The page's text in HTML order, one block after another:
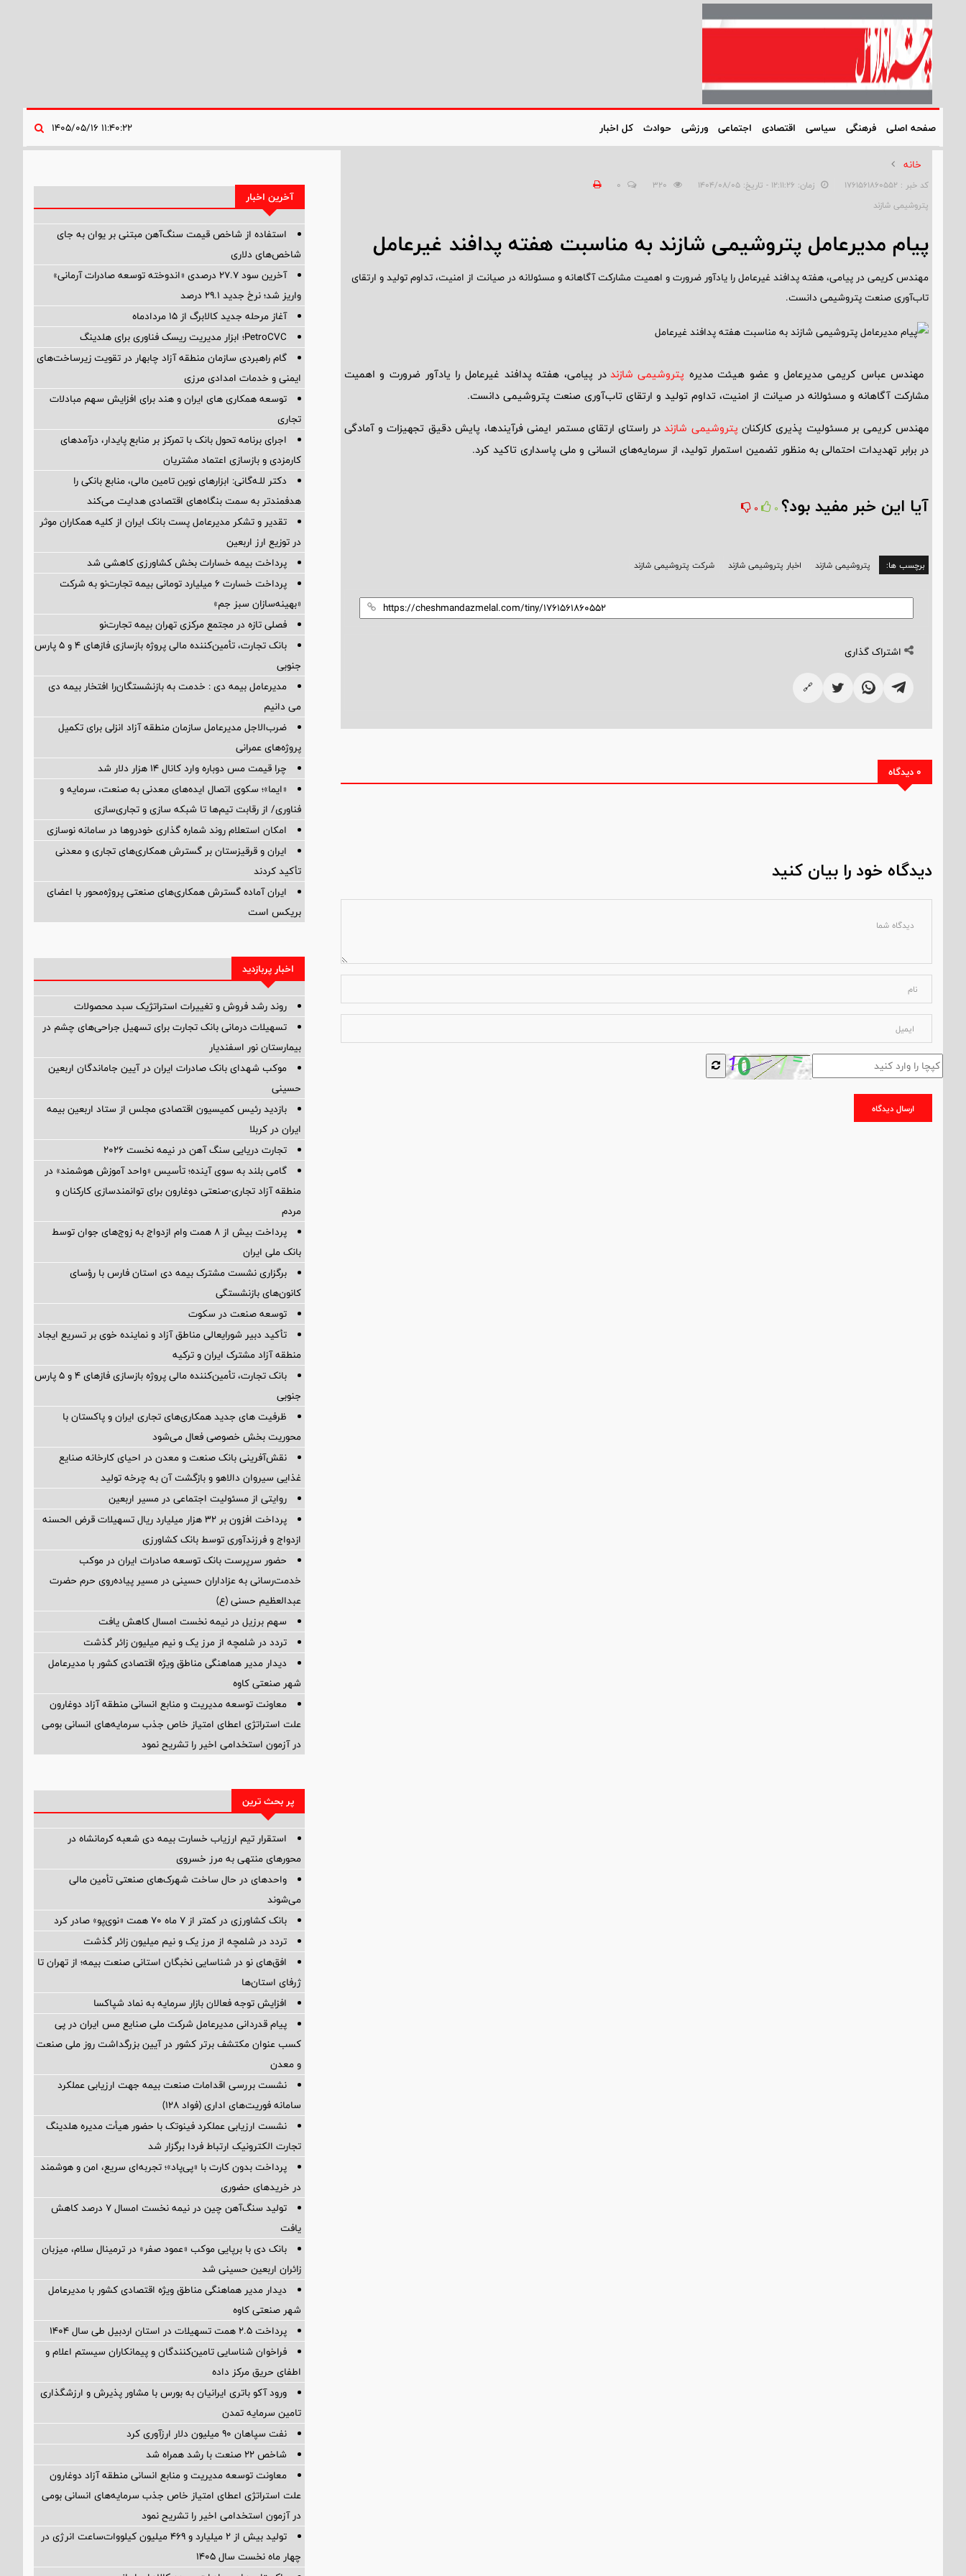
صفحه اصلی فرهنگی سیاسی اقتصادی اجتماعی ورزشی حوادث کل اخبار
خانه
کد خبر : 1761561860552 زمان: ۱۲:۱۱:۲۶ - تاریخ: ۱۴۰۴/۰۸/۰۵
0
پتروشیمی شازند
پیام مدیرعامل پتروشیمی شازند به مناسبت هفته پدافند غیرعامل
مهندس کریمی در پیامی، هفته پدافند غیرعامل را یادآور ضرورت و اهمیت مشارکت آگاهانه و مسئولانه در صیانت از امنیت، تداوم تولید و ارتقای
تاب‌آوری صنعت پتروشیمی دانست.
مهندس عباس کریمی مدیرعامل و عضو هیئت مدیره پتروشیمی شازند در پیامی، هفته پدافند غیرعامل را یادآور ضرورت و اهمیت
مشارکت آگاهانه و مسئولانه در صیانت از امنیت، تداوم تولید و ارتقای تاب‌آوری صنعت پتروشیمی دانست.
مهندس کریمی بر مسئولیت پذیری کارکنان پتروشیمی شازنددر راستای ارتقای مستمر ایمنی فرآیندها، پایش دقیق تجهیزات و آمادگی
در برابر تهدیدات احتمالی به منظور تضمین استمرار تولید، از سرمایه‌های انسانی و ملی پاسداری تاکید کرد.
آیا این خبر مفید بود؟ 0
0
برچسب ها: پتروشیمی شازند اخبار پتروشیمی شازند شرکت پتروشیمی شازند
اشتراک گذاری
🔗
0 دیدگاه
دیدگاه خود را بیان کنید
ارسال دیدگاه
آخرین اخبار
استفاده از شاخص قیمت سنگ‌آهن مبتنی بر یوان به جای
شاخص‌های دلاری
آخرین سود ۲۷.۷ درصدی «اندوخته توسعه صادرات آرمانی»
واریز شد؛ نرخ جدید ۲۹.۱ درصد
آغاز مرحله جدید کالابرگ از ۱۵ مردادماه
PetroCVC؛ ابزار مدیریت ریسک فناوری برای هلدینگ
گام راهبردی سازمان منطقه آزاد چابهار در تقویت زیرساخت‌های
ایمنی و خدمات امدادی مرزی
توسعه همکاری های ایران و هند برای افزایش سهم مبادلات
تجاری
اجرای برنامه تحول بانک با تمرکز بر منابع پایدار، درآمدهای
کارمزدی و بازسازی اعتماد مشتریان
دکتر للـه‌گانی: ابزارهای نوین تامین مالی، منابع بانکی را
هدفمندتر به سمت بنگاه‌های اقتصادی هدایت می‌کند
تقدیر و تشکر مدیرعامل پست بانک ایران از کلیه همکاران موثر
در توزیع ارز اربعین
پرداخت بیمه خسارات بخش کشاورزی کاهشی شد
پرداخت خسارت ۶ میلیارد تومانی بیمه تجارت‌نو به شرکت
«بهینه‌سازان سبز جم»
فصلی تازه در مجتمع مرکزی تهران بیمه تجارت‌نو
بانک تجارت، تأمین‌کننده مالی پروژه بازسازی فازهای ۴ و ۵ پارس
جنوبی
مدیرعامل بیمه دی : خدمت به بازنشستگان‌را افتخار بیمه دی
می دانیم
ضرب‌الاجل مدیرعامل سازمان منطقه آزاد انزلی برای تكمیل
پروژه‌های عمرانی
چرا قیمت مس دوباره وارد کانال ۱۴ هزار دلار شد
«ایما»؛ سکوی اتصال ایده‌های معدنی به صنعت، سرمایه و
فناوری/ از رقابت تیم‌ها تا شبکه سازی و تجاری‌سازی
امکان استعلام روند شماره گذاری خودروها در سامانه نوسازی
ایران و قرقیزستان بر گسترش همکاری‌های تجاری و معدنی
تأکید کردند
ایران آماده گسترش همکاری‌های صنعتی پروژه‌محور با اعضای
بریکس است
اخبار پربازدید
روند رشد فروش و تغییرات استراتژیک سبد محصولات
تسهیلات درمانی بانک تجارت برای تسهیل جراحی‌های چشم در
بیمارستان نور اسفندیار
موکب شهدای بانک صادرات ایران در آیین جاماندگان اربعین
حسینی
بازدید رئیس کمیسیون اقتصادی مجلس از ستاد اربعین بیمه
ایران در کربلا
تجارت دریایی سنگ آهن در نیمه نخست ۲۰۲۶
گامی بلند به سوی آینده؛ تأسیس «واحد آموزش هوشمند» در
منطقه آزاد تجاری-صنعتی دوغارون برای توانمندسازی کارکنان و
مردم
پرداخت بیش از ۸ همت وام ازدواج به زوج‌های جوان توسط
بانک ملی ایران
برگزاری نشست مشترک بیمه دی استان فارس با رؤسای
کانون‌های بازنشستگی
توسعه صنعت در سکوت
تأکید دبیر شورایعالی مناطق آزاد و نماینده خوی بر تسریع ایجاد
منطقه آزاد مشترک ایران و ترکیه
بانک تجارت، تأمین‌کننده مالی پروژه بازسازی فازهای ۴ و ۵ پارس
جنوبی
ظرفیت های جدید همکاری‌های تجاری ایران و پاکستان با
محوریت بخش خصوصی فعال می‌شود
نقش‌آفرینی بانک صنعت و معدن در احیای کارخانه صنایع
غذایی سیروان دالاهو و بازگشت آن به چرخه تولید
روایتی از مسئولیت اجتماعی در مسیر اربعین
پرداخت افزون بر 32 هزار میلیارد ریال تسهیلات قرض الحسنه
ازدواج و فرزندآوری توسط بانک کشاورزی
حضور سرپرست بانک توسعه صادرات ایران در موکب
خدمت‌رسانی به عزاداران حسینی در مسیر پیاده‌روی حرم حضرت
عبدالعظیم حسنی (ع)
سهم برزیل در نیمه نخست امسال کاهش یافت
تردد در شلمچه از مرز یک و نیم میلیون زائر گذشت
دیدار مدیر هماهنگی مناطق ویژه اقتصادی کشور با مدیرعامل
شهر صنعتی کاوه
معاونت توسعه مدیریت و منابع انسانی منطقه آزاد دوغارون
علت استراتژی اعطای امتیاز خاص جذب سرمایه‌های انسانی بومی
در آزمون استخدامی اخیر را تشریح نمود
پر بحث ترین
استقرار تیم ارزیاب خسارت بیمه دی شعبه کرمانشاه در
محورهای منتهی به مرز خسروی
واحدهای در حال ساخت شهرک‌های صنعتی تأمین مالی
می‌شوند
بانک کشاورزی در کمتر از ۷ ماه ۷۰ همت «نوی‌پو» صادر کرد
تردد در شلمچه از مرز یک و نیم میلیون زائر گذشت
افق‌های نو در شناسایی نخبگان استانی صنعت بیمه؛ از تهران تا
ژرفای استان‌ها
افزایش توجه فعالان بازار سرمایه به نماد شپاکسا
پیام قدردانی مدیرعامل شرکت ملی صنایع مس ایران در پی
کسب عنوان مکتشف برتر کشور در آیین بزرگداشت روز ملی صنعت
و معدن
نشست بررسی اقدامات صنعت بیمه جهت ارزیابی عملکرد
سامانه فوریت‌های اداری (فواد ۱۲۸)
نشست ارزیابی عملکرد فینوتک با حضور هیأت‌ مدیره هلدینگ
تجارت الکترونیک ارتباط فردا برگزار شد
پرداخت بدون کارت با «پی‌پاد»؛ تجربه‌ای سریع، امن و هوشمند
در خریدهای حضوری
تولید سنگ‌آهن چین در نیمه نخست امسال ۷ درصد کاهش
یافت
بانک دی با برپایی موکب «عمود صفر» در ترمینال سلام، میزبان
زائران اربعین حسینی شد
دیدار مدیر هماهنگی مناطق ویژه اقتصادی کشور با مدیرعامل
شهر صنعتی کاوه
پرداخت ۲.۵ همت تسهیلات در استان اردبیل طی سال ۱۴۰۴
فراخوان شناسایی تامین‌کنندگان و پیمانکاران سیستم اعلام و
اطفای حریق مرکز داده
ورود آکو باتری ایرانیان به بورس با مشاور پذیرش و ارزشگذاری
تامین سرمایه تمدن
نفت سپاهان ۹۰ میلیون دلار ارزآوری کرد
شاخص ۲۲ صنعت با رشد همراه شد
معاونت توسعه مدیریت و منابع انسانی منطقه آزاد دوغارون
علت استراتژی اعطای امتیاز خاص جذب سرمایه‌های انسانی بومی
در آزمون استخدامی اخیر را تشریح نمود
تولید بیش از ۲ میلیارد و ۴۶۹ میلیون کیلووات‌ساعت انرژی در
چهار ماه نخست سال ۱۴۰۵